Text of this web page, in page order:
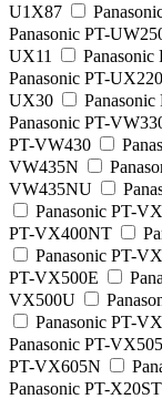
U1X87
Panasonic PT-
UX11
Panasonic PT-UX220
UX30
Panasonic PT-
PT-VW430
VW435N
VW435NU
Panasonic PT-
PT-VX400NT
Panasonic PT-
PT-VX500E
VX500U
Panasonic PT-
Panasonic PT-
PT-VX605N
Panasonic PT-X20ST